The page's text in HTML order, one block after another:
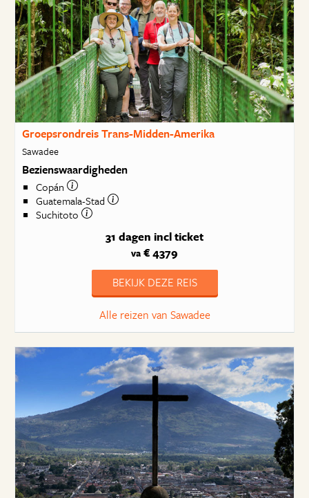
Groepsrondreis Trans-Midden-Amerika
Sawadee
Bezienswaardigheden
Copán
Guatemala-Stad
Suchitoto
31 dagen incl ticket
va € 4379
BEKIJK DEZE REIS
Alle reizen van Sawadee